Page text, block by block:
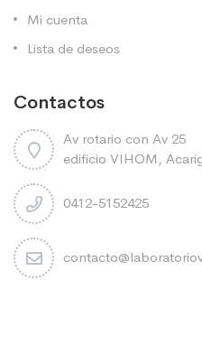
Mi cuenta
Lista de deseos
Contactos
Av rotario con Av 25
edificio VIHOM,
0412-5152425